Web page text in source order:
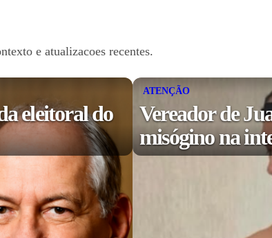
e atualizacoes recentes.
eleitoral do
ATENÇÃO
Vereador de
misógino na